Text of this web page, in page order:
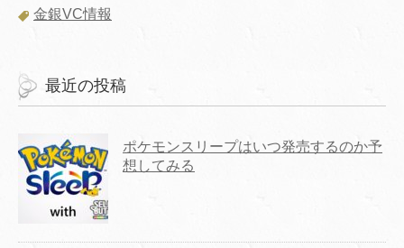
金銀VC情報
最近の投稿
ポケモンスリープはいつ発売するのか予
想してみる